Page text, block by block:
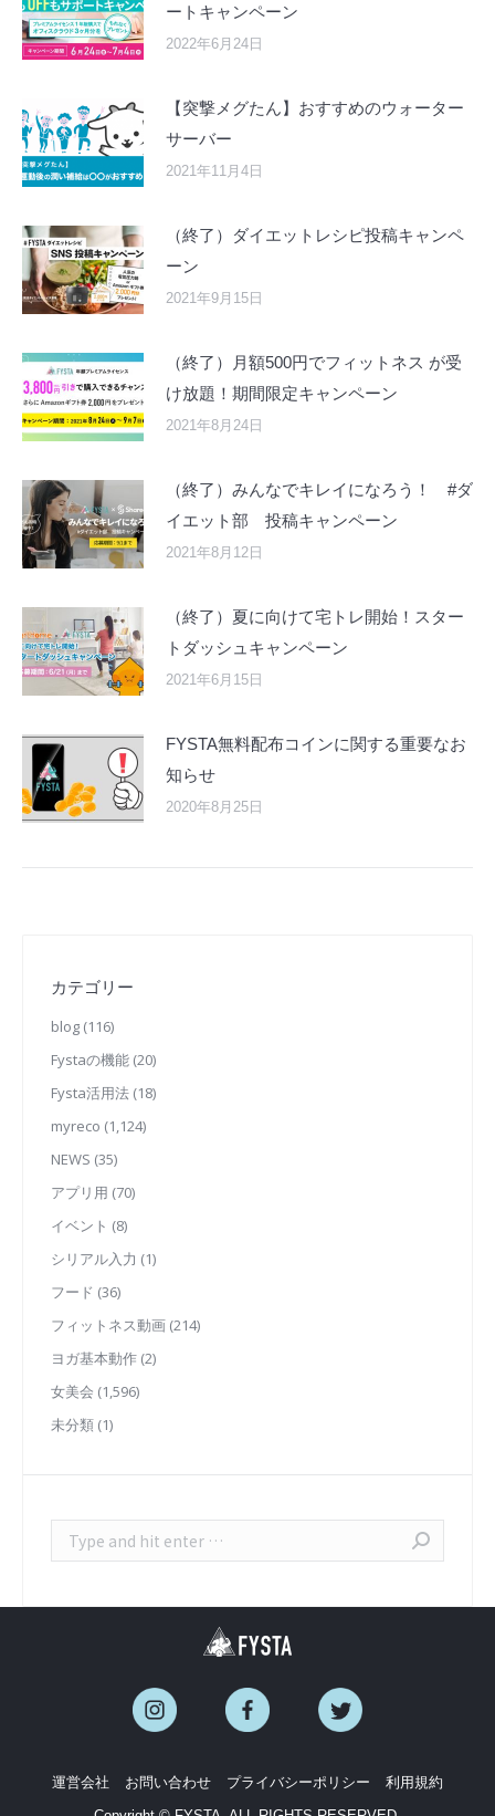
ートキャンペーン
2022年6月24日
【突撃メグたん】おすすめのウォーター
サーバー
2021年11月4日
（終了）ダイエットレシピ投稿キャンペ
ーン
2021年9月15日
（終了）月額500円でフィットネス が受
け放題！期間限定キャンペーン
2021年8月24日
（終了）みんなでキレイになろう！ #ダ
イエット部 投稿キャンペーン
2021年8月12日
（終了）夏に向けて宅トレ開始！スター
トダッシュキャンペーン
2021年6月15日
FYSTA無料配布コインに関する重要なお
知らせ
2020年8月25日
カテゴリー
blog (116)
Fystaの機能 (20)
Fysta活用法 (18)
myreco (1,124)
NEWS (35)
アプリ用 (70)
イベント (8)
シリアル入力 (1)
フード (36)
フィットネス動画 (214)
ヨガ基本動作 (2)
女美会 (1,596)
未分類 (1)
Search:
運営会社 お問い合わせ プライバシーポリシー
利用規約